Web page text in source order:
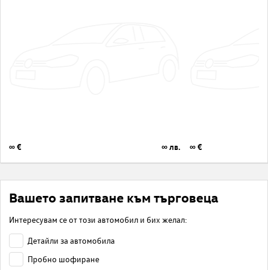
∞ € ∞ лв. ∞ €
Вашето запитване към търговеца
Интересувам се от този автомобил и бих желал:
Детайли за автомобила
Пробно шофиране